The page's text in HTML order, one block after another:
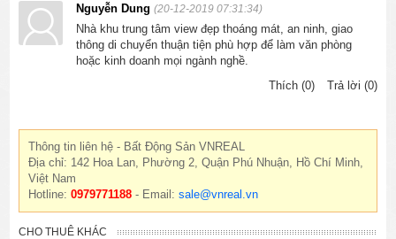
Nguyễn Dung(20-12-2019 07:31:34)
Nhà khu trung tâm view đẹp thoáng mát, an ninh, giao
thông di chuyển thuận tiện phù hợp để làm văn phòng
hoặc kinh doanh mọi ngành nghề.
Thích (0)
Trả lời (0)
Thông tin liên hệ - Bất Động Sản VNREAL
Địa chỉ: 142 Hoa Lan, Phường 2, Quận Phú Nhuận, Hồ Chí Minh,
Việt Nam
Hotline:0979771188 - Email:sale@vnreal.vn
CHO THUÊ KHÁC